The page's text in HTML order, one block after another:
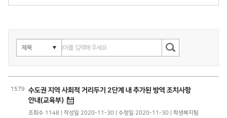
1579
수도권 지역 사회적 거리두기 2단계 내 추가된 방역 조치사항
안내(교육부)
조회수 1148 | 작성일 2020-11-30 | 수정일 2020-11-30 | 학생복지팀